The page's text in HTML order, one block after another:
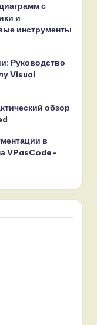
с
и
инструменты
Руководство
Visual
обзор
в
VPasCode-